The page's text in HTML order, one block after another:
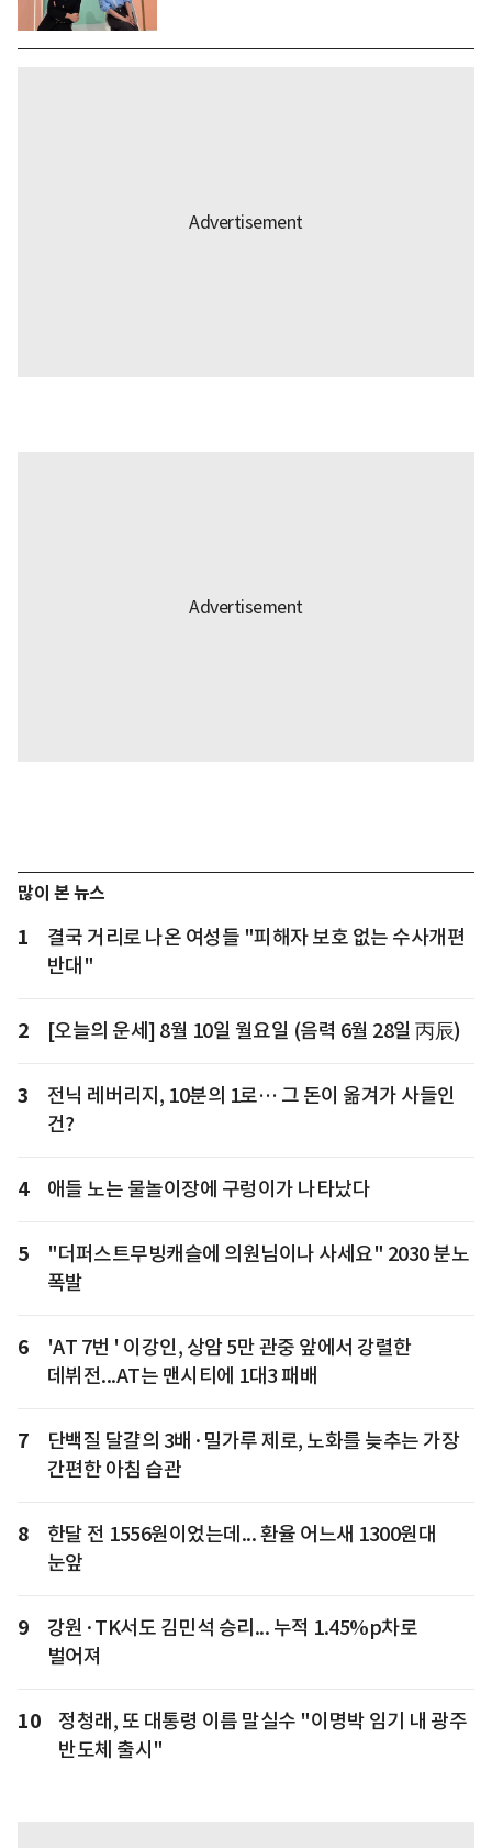
많이 본 뉴스
1
결국 거리로 나온 여성들 "피해자 보호 없는 수사개편
반대"
2 [오늘의 운세] 8월 10일 월요일 (음력 6월 28일 丙辰)
3
전닉 레버리지, 10분의 1로… 그 돈이 옮겨가 사들인
건?
4 애들 노는 물놀이장에 구렁이가 나타났다
5
"더퍼스트무빙캐슬에 의원님이나 사세요" 2030 분노
폭발
6
'AT 7번 ' 이강인, 상암 5만 관중 앞에서 강렬한
데뷔전...AT는 맨시티에 1대3 패배
7
단백질 달걀의 3배·밀가루 제로, 노화를 늦추는 가장
간편한 아침 습관
8
한달 전 1556원이었는데... 환율 어느새 1300원대
눈앞
9
강원·TK서도 김민석 승리... 누적 1.45%p차로
벌어져
10
정청래, 또 대통령 이름 말실수 "이명박 임기 내 광주
반도체 출시"